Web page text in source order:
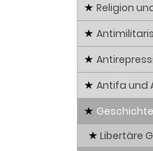
Religion
Antifa und
Geschichte
Libertäre